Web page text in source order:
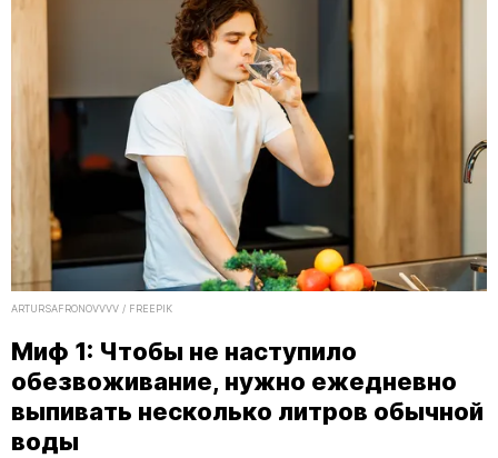
ARTURSAFRONOVVVV / FREEPIK
Миф 1: Чтобы не наступило
обезвоживание, нужно ежедневно
выпивать несколько литров обычной
воды